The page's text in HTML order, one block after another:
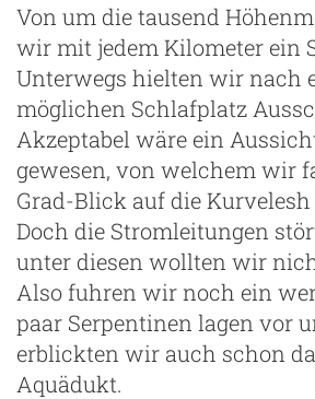
Von um die tausend
wir mit jedem Kilometer ein
Unterwegs hielten wir nach
möglichen Schlafplatz
Akzeptabel wäre ein
gewesen, von welchem wir
Grad-Blick auf die
Doch die Stromleitungen
unter diesen wollten wir
Also fuhren wir noch ein
paar Serpentinen lagen vor
erblickten wir auch schon
Aquädukt.